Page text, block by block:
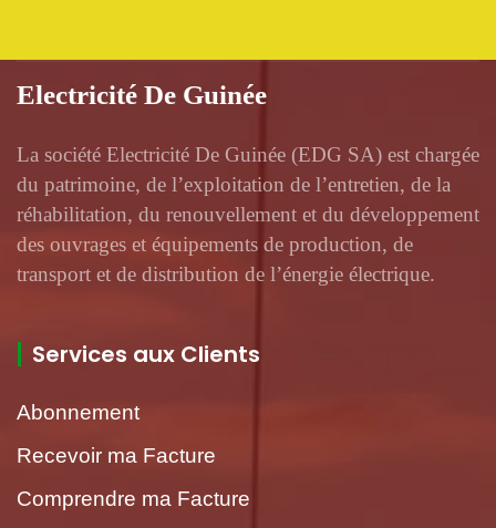
Electricité De Guinée
La société Electricité De Guinée (EDG SA) est chargée
du patrimoine, de l’exploitation de l’entretien, de la
réhabilitation, du renouvellement et du développement
des ouvrages et équipements de production, de
transport et de distribution de l’énergie électrique.
Services aux Clients
Abonnement
Recevoir ma Facture
Comprendre ma Facture